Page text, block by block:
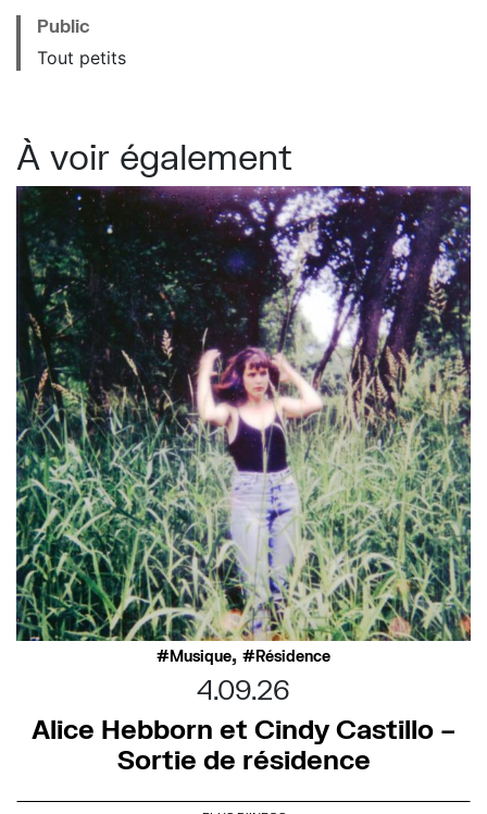
Public
Tout petits
À voir également
Musique, Résidence
4.09.26
Alice Hebborn et Cindy Castillo –
Sortie de résidence